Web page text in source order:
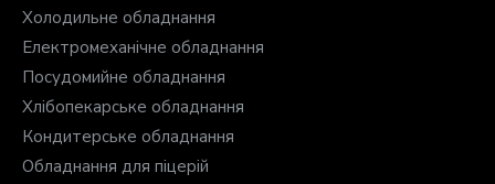
Холодильне обладнання
Електромеханічне обладнання
Посудомийне обладнання
Хлібопекарське обладнання
Кондитерське обладнання
Обладнання для піцерій